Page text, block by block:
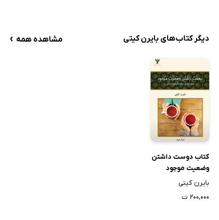
دیگر کتاب‌های بایرن کیتی مشاهده همه ›
کتاب دوست داشتن
وضعیت موجود
بایرن کیتی
۲۰۰,۰۰۰ ت